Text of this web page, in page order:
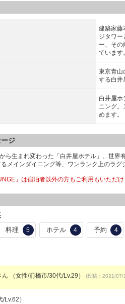
建築家藤
ジタワー
ー、その
ています
東京青山
する白井
白井屋ホ
ニング。
めます。
ジ
ら生まれ変わった「白井屋ホテル」。世
メインダイニング等、ワンランク上のラ
」は宿泊者以外の方もご利用もいただ
料理 5 ホテル 4 予約 4
ん （女性/前橋市/30代/Lv.29） (投稿：2021/
Lv.62）